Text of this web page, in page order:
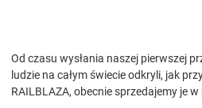
Od czasu wysłania naszej pierwszej
ludzie na całym świecie odkryli, jak
RAILBLAZA, obecnie sprzedajemy je